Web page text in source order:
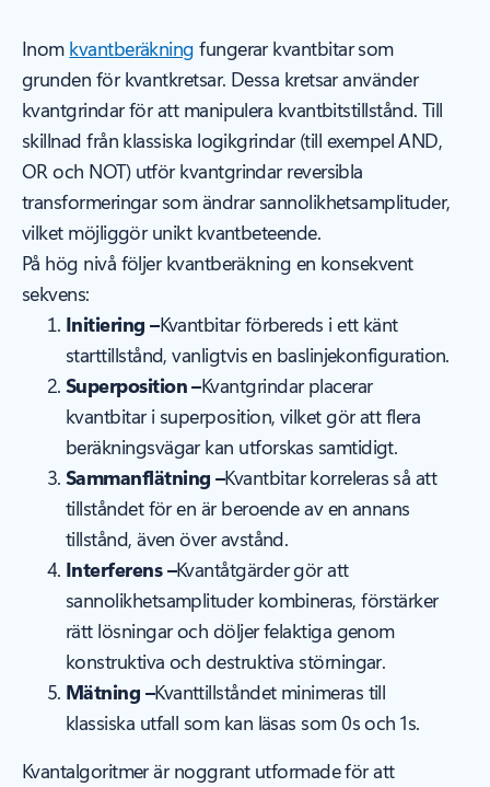
Inom kvantberäkning fungerar kvantbitar som
grunden för kvantkretsar. Dessa kretsar använder
kvantgrindar för att manipulera kvantbitstillstånd. Till
skillnad från klassiska logikgrindar (till exempel AND,
OR och NOT) utför kvantgrindar reversibla
transformeringar som ändrar sannolikhetsamplituder,
vilket möjliggör unikt kvantbeteende.
På hög nivå följer kvantberäkning en konsekvent
sekvens:
Initiering –Kvantbitar förbereds i ett känt
starttillstånd, vanligtvis en baslinjekonfiguration.
Superposition –Kvantgrindar placerar
kvantbitar i superposition, vilket gör att flera
beräkningsvägar kan utforskas samtidigt.
Sammanflätning –Kvantbitar korreleras så att
tillståndet för en är beroende av en annans
tillstånd, även över avstånd.
Interferens –Kvantåtgärder gör att
sannolikhetsamplituder kombineras, förstärker
rätt lösningar och döljer felaktiga genom
konstruktiva och destruktiva störningar.
Mätning –Kvanttillståndet minimeras till
klassiska utfall som kan läsas som 0s och 1s.
Kvantalgoritmer är noggrant utformade för att